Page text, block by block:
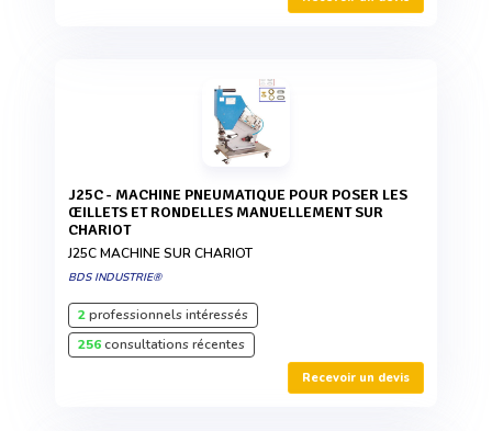
J25C - MACHINE PNEUMATIQUE POUR POSER LES
ŒILLETS ET RONDELLES MANUELLEMENT SUR
CHARIOT
J25C MACHINE SUR CHARIOT
BDS INDUSTRIE®
2professionnels intéressés
256consultations récentes
Recevoir un devis